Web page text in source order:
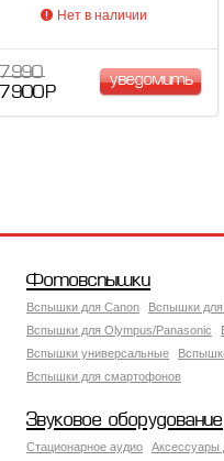
Нет в наличии
990
900 Р
уведомить
Фотовспышки
Вспышки для Canon Вспышки
Вспышки для Olympus/Panasonic
Вспышки универсальные
Вспышки для смартофонов
Звуковое оборудование
Стационарное аудио Аксессуары